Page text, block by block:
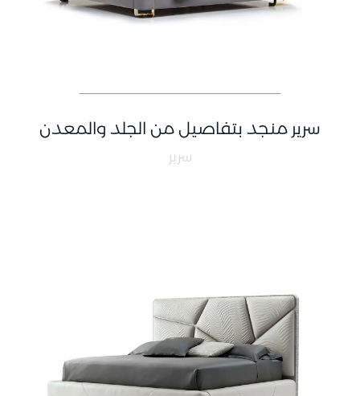
سرير منجد بتفاصيل من الجلد والمعدن
سرير